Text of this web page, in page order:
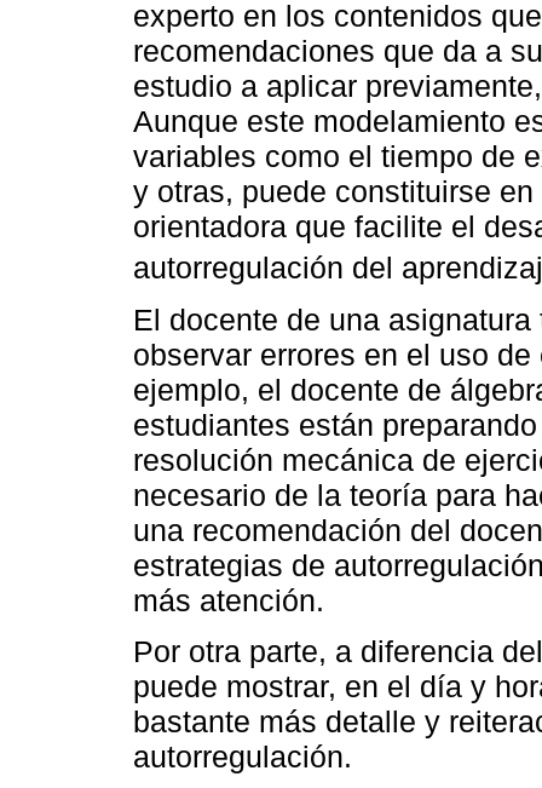
experto en los contenidos
recomendaciones que da a
estudio a aplicar
Aunque este modelamiento
variables como el tiempo de
y otras, puede constituirse
orientadora que facilite el
autorregulación del
El docente de una
observar errores en el uso
ejemplo, el docente de
estudiantes están
resolución mecánica de
necesario de la teoría para
una recomendación del
estrategias de
más atención.
Por otra parte, a diferencia
puede mostrar, en el día y
bastante más detalle y
autorregulación.